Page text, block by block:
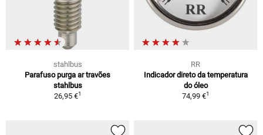
stahlbus
Parafuso purga ar travões
stahlbus
26,95 €1
RR
Indicador direto da temperatura
do óleo
74,99 €1